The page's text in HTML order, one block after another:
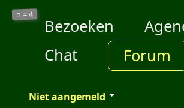
n =4
Bezoeken
Chat
Forum
Niet aangemeld